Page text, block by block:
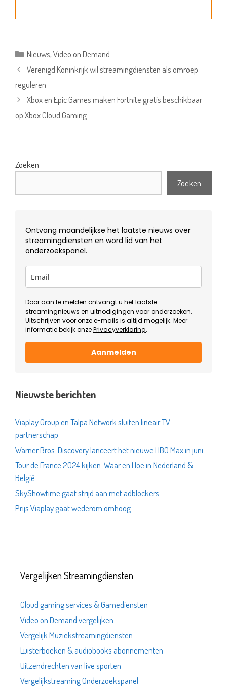
Categorieën
Nieuws,Video on Demand
Verenigd Koninkrijk wil streamingdiensten als omroep
reguleren
Xbox en Epic Games maken Fortnite gratis beschikbaar
op Xbox Cloud Gaming
Zoeken
Zoeken
Ontvang maandelijkse het laatste nieuws over
streamingdiensten en word lid van het
onderzoekspanel.
Door aan te melden ontvangt u het laatste
streamingnieuws en uitnodigingen voor onderzoeken.
Uitschrijven voor onze e-mails is altijd mogelijk. Meer
informatie bekijk onzePrivacyverklaring.
Aanmelden
Nieuwste berichten
Viaplay Group en Talpa Network sluiten lineair TV-
partnerschap
Warner Bros. Discovery lanceert het nieuwe HBO Max in juni
Tour de France 2024 kijken: Waar en Hoe in Nederland &
België
SkyShowtime gaat strijd aan met adblockers
Prijs Viaplay gaat wederom omhoog
Vergelijken Streamingdiensten
Cloud gaming services & Gamediensten
Video on Demand vergelijken
Vergelijk Muziekstreamingdiensten
Luisterboeken & audiobooks abonnementen
Uitzendrechten van live sporten
Vergelijkstreaming Onderzoekspanel